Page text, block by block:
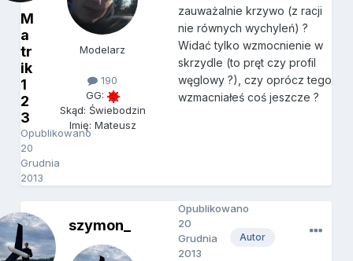
M
a
tr
ik
1
2
3
Opublikowano
20
Grudnia
2013
Modelarz
190
GG:
Skąd: Świebodzin
Imię: Mateusz
zauważalnie krzywo (z racji
nie równych wychyleń) ?
Widać tylko wzmocnienie w
skrzydle (to pręt czy profil
węglowy ?), czy oprócz tego
wzmacniałeś coś jeszcze ?
szymon_
Autor
Opublikowano
20
Grudnia
2013